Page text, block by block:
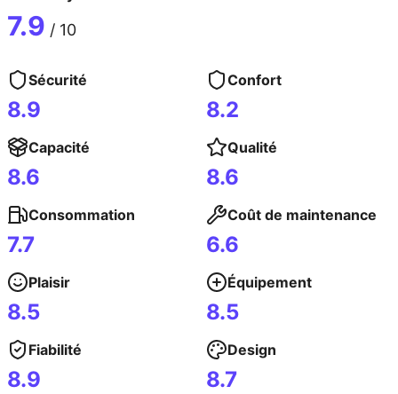
7.9 / 10
Sécurité
8.9
Confort
8.2
Capacité
8.6
Qualité
8.6
Consommation
7.7
Coût de maintenance
6.6
Plaisir
8.5
Équipement
8.5
Fiabilité
8.9
Design
8.7